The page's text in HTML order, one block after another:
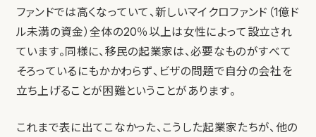
ファンドでは高くなっていて、新しいマイクロファンド（1億ド
ル未満の資金）全体の20％以上は女性によって設立され
ています。同様に、移民の起業家は、必要なものがすべて
そろっているにもかかわらず、ビザの問題で自分の会社を
立ち上げることが困難ということがあります。
これまで表に出てこなかった、こうした起業家たちが、他の